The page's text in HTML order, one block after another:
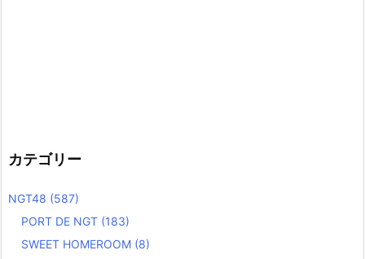
カテゴリー
NGT48 (587)
PORT DE NGT (183)
SWEET HOMEROOM (8)